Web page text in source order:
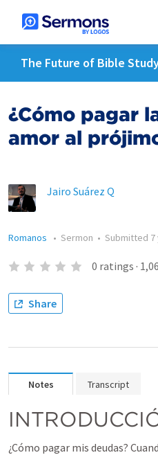
The Future of Bible
¿Cómo pagar
amor al
Jairo Suárez Q
Romanos • Sermon • Submitted
0 ratings ·
Share
Notes Transcript
¿Cómo pagar mis deudas?